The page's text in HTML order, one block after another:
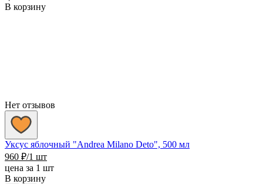
В корзину
Нет отзывов
Уксус яблочный "Andrea Milano Deto", 500 мл
960 ₽/1 шт
цена за 1 шт
В корзину